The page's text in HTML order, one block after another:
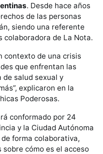
. Desde hace años
de las personas
siendo una referente
colaboradora de La Nota.
contexto de una crisis
que enfrentan las
salud sexual y
explicaron en la
Poderosas.
conformado por 24
y la Ciudad Autónoma
forma colaborativa,
cómo es el acceso